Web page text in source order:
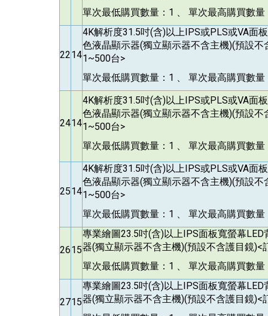
單次最低購買數量：1 、 單次最高購買數量
2214
4K解析度31.5吋(含)以上IPS或PLS或VA面
色液晶顯示器(獨立顯示器不含主機)(預設不
1~500台>
單次最低購買數量：1 、 單次最高購買數量
2414
4K解析度31.5吋(含)以上IPS或PLS或VA面
色液晶顯示器(獨立顯示器不含主機)(預設不
1~500台>
單次最低購買數量：1 、 單次最高購買數量
2514
4K解析度31.5吋(含)以上IPS或PLS或VA面
色液晶顯示器(獨立顯示器不含主機)(預設不
1~500台>
單次最低購買數量：1 、 單次最高購買數量
2615
專業繪圖23.5吋(含)以上IPS面板寬螢幕
器(獨立顯示器不含主機)(預設不含護目鏡)<
單次最低購買數量：1 、 單次最高購買數量
2715
專業繪圖23.5吋(含)以上IPS面板寬螢幕
器(獨立顯示器不含主機)(預設不含護目鏡)<